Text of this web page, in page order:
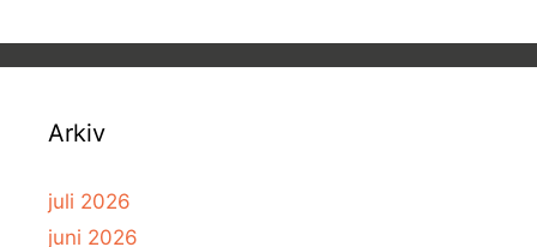
Arkiv
juli 2026
juni 2026